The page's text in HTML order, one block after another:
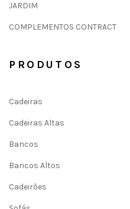
JARDIM
COMPLEMENTOS CONTRACT
PRODUTOS
Cadeiras
Cadeiras Altas
Bancos
Bancos Altos
Cadeirões